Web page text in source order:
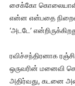
சைக்கோ
என்ன என்பதை
‘அடடே’
ரவிச்சந்திரனாக
ஒருவரின் மனைவி
அதிர்வது, கடனை